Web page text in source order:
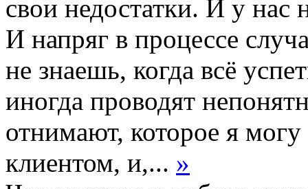
свои недостатки. И у нас
И напряг в процессе
не знаешь, когда всё
иногда проводят
отнимают, которое я могу
клиентом, и,... »